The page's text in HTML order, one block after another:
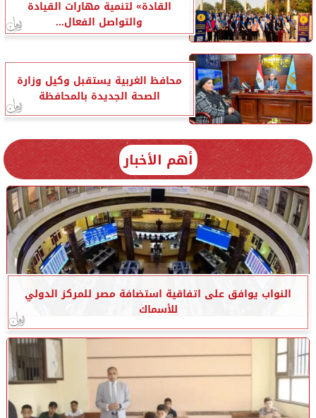
القادة» لتنمية مهارات القيادة
والتواصل الفعال...
محافظ الغربية يستقبل وكيل وزارة
الصحة الجديدة بالمحافظة
أهم الأخبار
النواب يوافق على اتفاقية استضافة مصر للمركز الدولي
للأسماك